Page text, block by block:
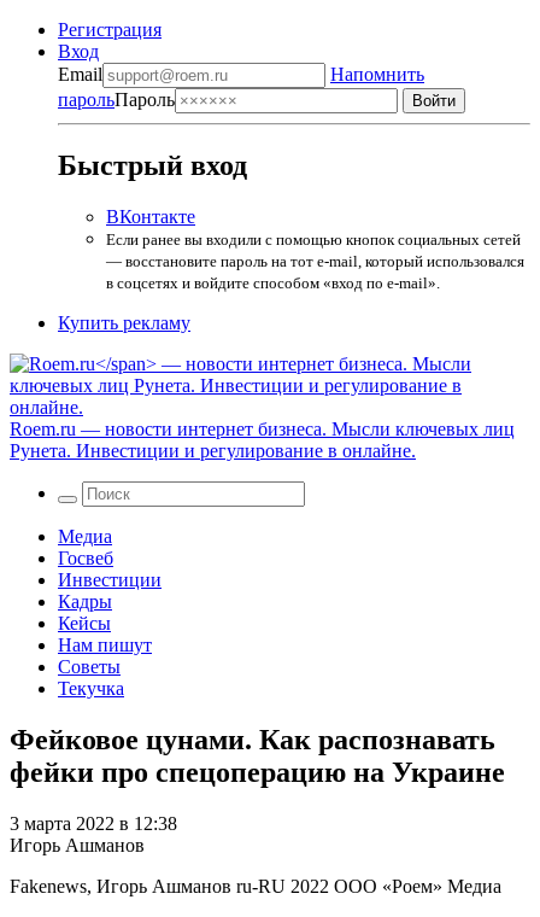
Регистрация
Вход
Email
Напомнить
парольПароль
Быстрый вход
ВКонтакте
Если ранее вы входили с помощью кнопок социальных сетей
— восстановите пароль на тот e-mail, который использовался
в соцсетях и войдите способом «вход по e-mail».
Купить рекламу
Roem.ru — новости интернет бизнеса. Мысли ключевых лиц
Рунета. Инвестиции и регулирование в онлайне.
Медиа
Госвеб
Инвестиции
Кадры
Кейсы
Нам пишут
Советы
Текучка
Фейковое цунами. Как распознавать
фейки про спецоперацию на Украине
3 марта 2022 в 12:38
Игорь Ашманов
Fakenews, Игорь Ашманов ru-RU 2022 ООО «Роем» Медиа